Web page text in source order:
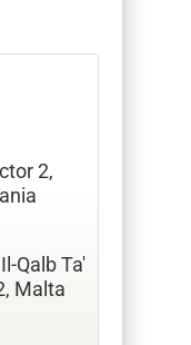
2,
Qalb Ta'
Malta